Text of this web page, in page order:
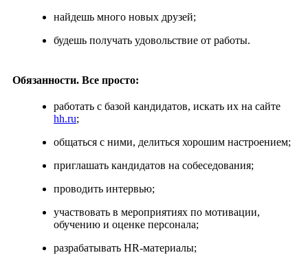
найдешь много новых друзей;
будешь получать удовольствие от работы.
Обязанности. Все просто:
работать с базой кандидатов, искать их на сайте
hh.ru;
общаться с ними, делиться хорошим настроением;
приглашать кандидатов на собеседования;
проводить интервью;
участвовать в мероприятиях по мотивации,
обучению и оценке персонала;
разрабатывать HR-материалы;